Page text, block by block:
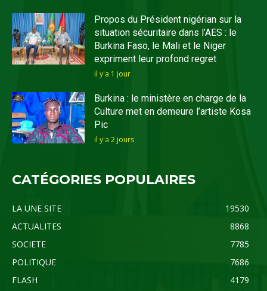
Propos du Président nigérian sur la
situation sécuritaire dans l’AES : le
Burkina Faso, le Mali et le Niger
expriment leur profond regret
il y'a 1 jour
Burkina : le ministère en charge de la
Culture met en demeure l’artiste Kosa
Pic
il y'a 2 jours
CATÉGORIES POPULAIRES
LA UNE SITE
19530
ACTUALITES
8868
SOCIETE
7785
POLITIQUE
7686
FLASH
4179